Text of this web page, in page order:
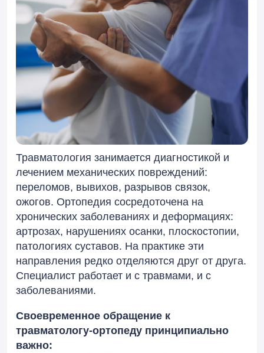
Травматология занимается диагностикой и
лечением механических повреждений:
переломов, вывихов, разрывов связок,
ожогов. Ортопедия сосредоточена на
хронических заболеваниях и деформациях:
артрозах, нарушениях осанки, плоскостопии,
патологиях суставов. На практике эти
направления редко отделяются друг от друга.
Специалист работает и с травмами, и с
заболеваниями.
Своевременное обращение к
травматологу-ортопеду принципиально
важно: